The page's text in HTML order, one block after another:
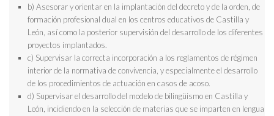
b) Asesorar y orientar en la implantación del decreto y de la orden, de
formación profesional dual en los centros educativos de Castilla y
León, así como la posterior supervisión del desarrollo de los diferentes
proyectos implantados.
c) Supervisar la correcta incorporación a los reglamentos de régimen
interior de la normativa de convivencia, y especialmente el desarrollo
de los procedimientos de actuación en casos de acoso.
d) Supervisar el desarrollo del modelo de bilingüismo en Castilla y
León, incidiendo en la selección de materias que se imparten en lengua